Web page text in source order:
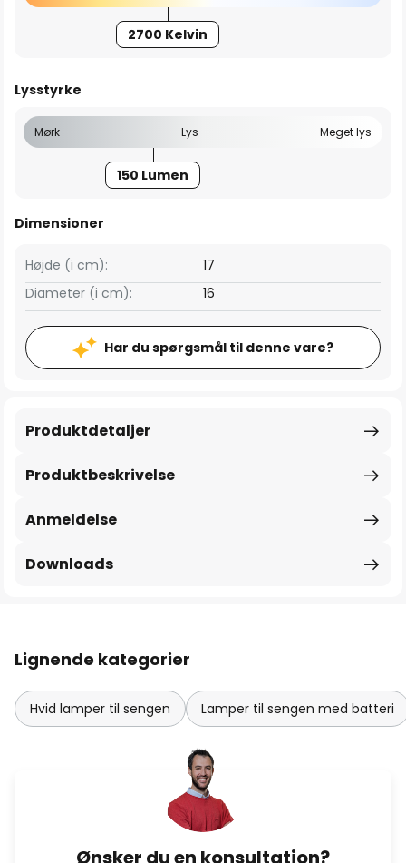
2700 Kelvin
Lysstyrke
Mørk Lys Meget lys
150 Lumen
Dimensioner
Højde (i cm):
17
Diameter (i cm):
16
Har du spørgsmål til denne vare?
Produktbeskrivelse
Produktdetaljer
Anmeldelse
Downloads
Lignende kategorier
Hvid lamper til sengen Lamper til sengen med batteri
Ønsker du en konsultation?